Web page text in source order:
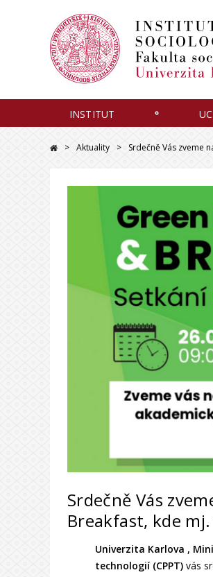
INSTITUT
Aktuality Srdečně Vás zveme
Srdečně Vás
Breakfast, kde
Univerzita Karlova ,
technologií (CPPT)vás